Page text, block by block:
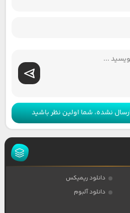
نشده، شما اولین نظر باشید
دانلود ریمیکس
دانلود آلبوم